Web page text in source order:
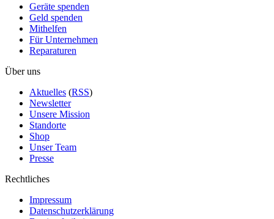
Geräte spenden
Geld spenden
Mithelfen
Für Unternehmen
Reparaturen
Über uns
Aktuelles (RSS)
Newsletter
Unsere Mission
Standorte
Shop
Unser Team
Presse
Rechtliches
Impressum
Datenschutzerklärung